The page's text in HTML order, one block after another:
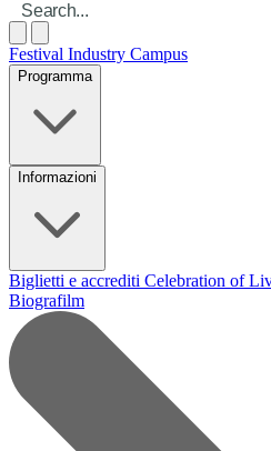
Festival Industry Campus
Programma
Informazioni
Biglietti e accrediti Celebration of
Biografilm